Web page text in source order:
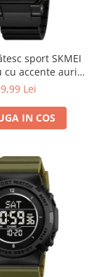
sport SKMEI
cu accente aurii,
waterproof
Lei
IN COS